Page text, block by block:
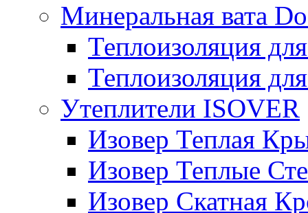
Минеральная вата
Теплоизоляция
Теплоизоляция
Утеплители ISOVER
Изовер Теплая
Изовер Теплые
Изовер Скатная